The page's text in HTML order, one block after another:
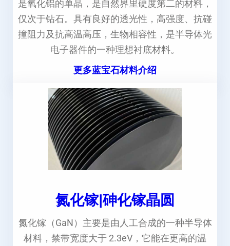
是氧化铝的单晶，是自然界里硬度第二的材料，
仅次于钻石。具有良好的透光性，高强度、抗碰
撞阻力及抗高温高压，生物相容性，是半导体光
电子器件的一种理想衬底材料。
更多蓝宝石材料介绍
氮化镓|砷化镓晶圆
氮化镓（GaN）主要是由人工合成的一种半导体
材料，禁带宽度大于 2.3eV，它能在更高的温